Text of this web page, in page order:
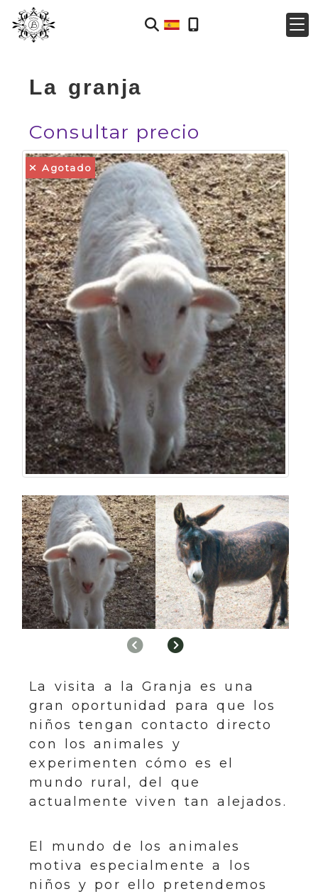
La granja
Consultar precio
Agotado
AnteriorSiguiente
La visita a la Granja es una
gran oportunidad para que los
niños tengan contacto directo
con los animales y
experimenten cómo es el
mundo rural, del que
actualmente viven tan alejados.
El mundo de los animales
motiva especialmente a los
niños y por ello pretendemos